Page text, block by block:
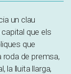
un clau
que els
que
de premsa,
la lluita llarga,